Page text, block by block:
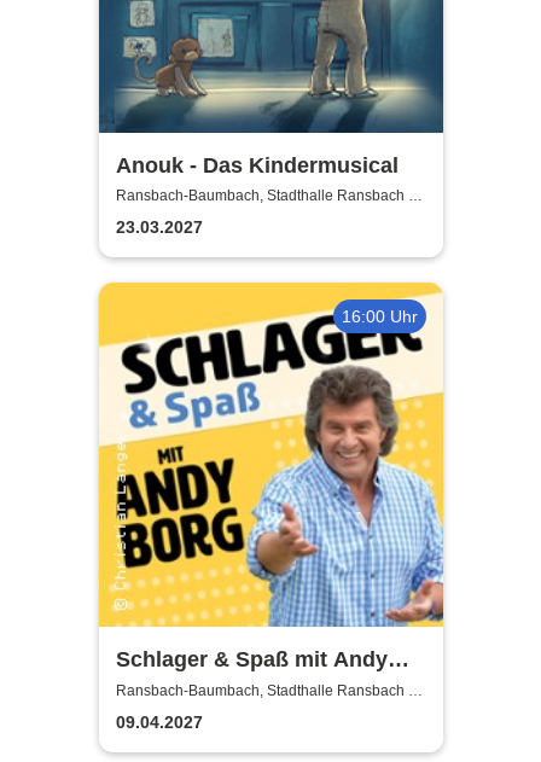
Anouk - Das Kindermusical
Ransbach-Baumbach, Stadthalle Ransbach -
Baumbach
23.03.2027
16:00 Uhr
Schlager & Spaß mit Andy
Borg und Gästen
Ransbach-Baumbach, Stadthalle Ransbach -
Baumbach
09.04.2027